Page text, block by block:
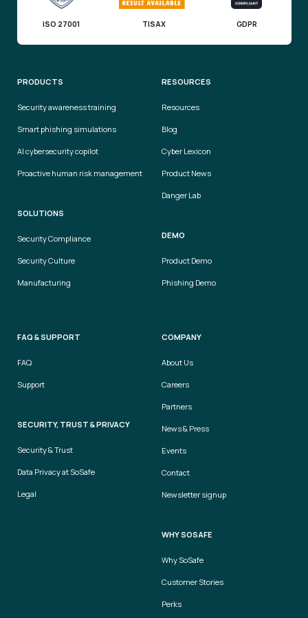
ISO 27001 TISAX GDPR
PRODUCTS
Security awareness training
Smart phishing simulations
AI cybersecurity copilot
Proactive human risk management
SOLUTIONS
Security Compliance
Security Culture
Manufacturing
RESOURCES
Resources
Blog
Cyber Lexicon
Product News
Danger Lab
DEMO
Product Demo
Phishing Demo
FAQ & SUPPORT
FAQ
Support
SECURITY, TRUST & PRIVACY
Security & Trust
Data Privacy at SoSafe
Legal
COMPANY
About Us
Careers
Partners
News & Press
Events
Contact
Newsletter signup
WHY SOSAFE
Why SoSafe
Customer Stories
Perks